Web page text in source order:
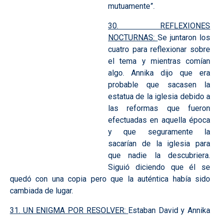
mutuamente”.
30. REFLEXIONES
NOCTURNAS: Se juntaron los
cuatro para reflexionar sobre
el tema y mientras comían
algo. Annika dijo que era
probable que sacasen la
estatua de la iglesia debido a
las reformas que fueron
efectuadas en aquella época
y que seguramente la
sacarían de la iglesia para
que nadie la descubriera.
Siguió diciendo que él se
quedó con una copia pero que la auténtica había sido
cambiada de lugar.
31. UN ENIGMA POR RESOLVER: Estaban David y Annika